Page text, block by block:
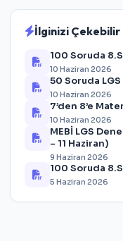
İlginizi Çekebilir
100 Soruda
10 Haziran 2026
50 Soruda
10 Haziran 2026
7’den 8’e
10 Haziran 2026
MEBİ LGS
– 11 Haziran)
9 Haziran 2026
100 Soruda
5 Haziran 2026